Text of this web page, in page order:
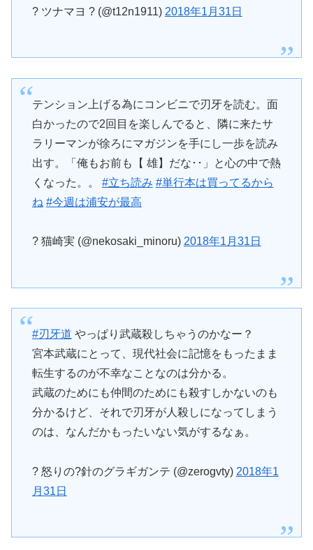
? ツナマヨ ? (@t12n1911) 2018年1月31日
テンション上げる為にコンビニで刃牙を読む。面
白かったので2回目を楽しんでると、隣に来たサ
ラリーマンが徐ろにマガジンを手にし一歩を読み
出す。「俺もお前も【 雄】だな･･」と心の中で熱
くなった。。 #立ち読み #単行本は買ってるから
ね #今週は浦安が最高
? 猫崎実 (@nekosaki_minoru) 2018年1月31日
#刃牙道 やっぱり武蔵殺しちゃうのかなー？
宮本武蔵にとって、現代社会に記憶をもったまま
転生するのが不幸なことなのは分かる。
武蔵のためにも仲間のためにも殺すしかないのも
分かるけど、それで刃牙が人殺しになってしまう
のは、なんだかもったいない気がするなぁ。
? 怒りの?針のグラギガンテ (@zerogvty) 2018年1
月31日